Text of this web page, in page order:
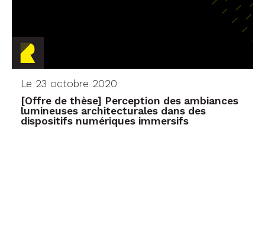
Le 23 octobre 2020
[Offre de thèse] Perception des ambiances
lumineuses architecturales dans des
dispositifs numériques immersifs